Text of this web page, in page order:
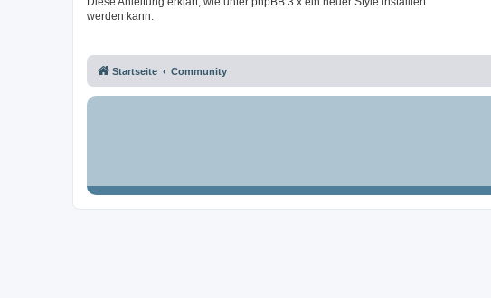
werden kann.
Startseite Community